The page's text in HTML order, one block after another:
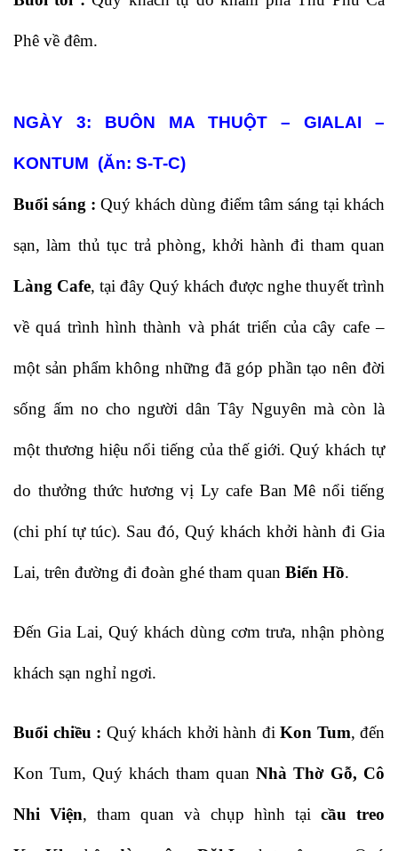
Phê về đêm.
NGÀY 3: BUÔN MA THUỘT – GIALAI –
KONTUM (Ăn: S-T-C)
Buổi sáng : Quý khách dùng điểm tâm sáng tại khách
sạn, làm thủ tục trả phòng, khởi hành đi tham quan
Làng Cafe, tại đây Quý khách được nghe thuyết trình
về quá trình hình thành và phát triển của cây cafe –
một sản phẩm không những đã góp phần tạo nên đời
sống ấm no cho người dân Tây Nguyên mà còn là
một thương hiệu nổi tiếng của thế giới. Quý khách tự
do thưởng thức hương vị Ly cafe Ban Mê nổi tiếng
(chi phí tự túc). Sau đó, Quý khách khởi hành đi Gia
Lai, trên đường đi đoàn ghé tham quan Biển Hồ.
Đến Gia Lai, Quý khách dùng cơm trưa, nhận phòng
khách sạn nghỉ ngơi.
Buổi chiều : Quý khách khởi hành đi Kon Tum, đến
Kon Tum, Quý khách tham quan Nhà Thờ Gỗ, Cô
Nhi Viện, tham quan và chụp hình tại cầu treo